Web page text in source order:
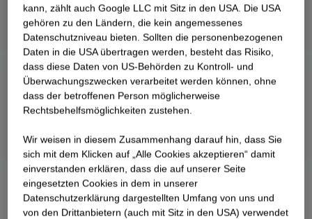
kann, zählt auch Google LLC mit Sitz in den USA. Die USA
gehören zu den Ländern, die kein angemessenes
Datenschutzniveau bieten. Sollten die personenbezogenen
Daten in die USA übertragen werden, besteht das Risiko,
dass diese Daten von US-Behörden zu Kontroll- und
Überwachungszwecken verarbeitet werden können, ohne
dass der betroffenen Person möglicherweise
Rechtsbehelfsmöglichkeiten zustehen.
Wir weisen in diesem Zusammenhang darauf hin, dass Sie
sich mit dem Klicken auf „Alle Cookies akzeptieren“ damit
ein­ver­standen erklären, dass die auf unserer Seite
eingesetzten Cookies in dem in unserer
Datenschutzerklärung dargestellten Umfang von uns und
von den Drittanbietern (auch mit Sitz in den USA) verwendet